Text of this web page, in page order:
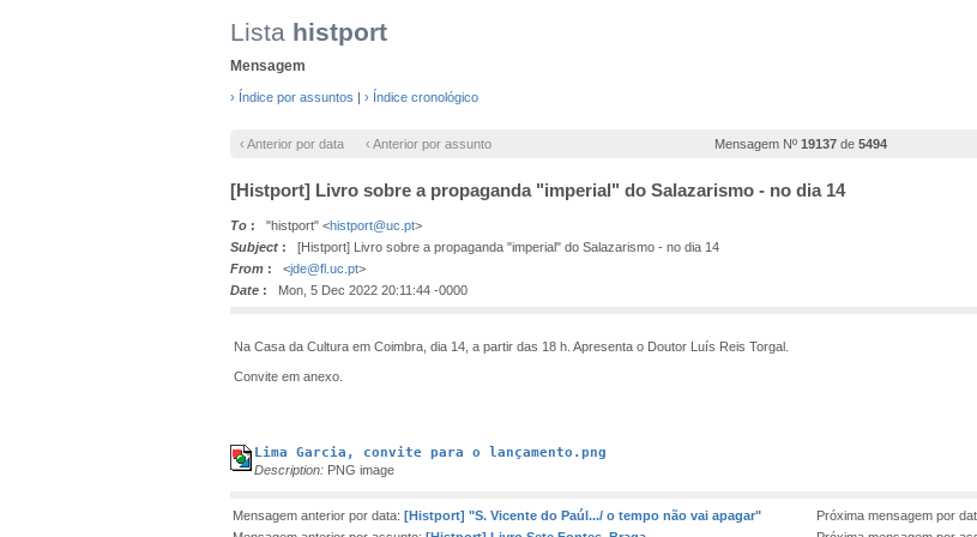
Lista histport
Mensagem
› Índice por assuntos | › Índice cronológico
‹ Anterior por data ‹ Anterior por assunto Mensagem Nº 19137 de 5494
[Histport] Livro sobre a propaganda "imperial" do Salazarismo - no dia 14
To : "histport" <histport@uc.pt>
Subject : [Histport] Livro sobre a propaganda "imperial" do Salazarismo - no dia 14
From : <jde@fl.uc.pt>
Date : Mon, 5 Dec 2022 20:11:44 -0000
Na Casa da Cultura em Coimbra, dia 14, a partir das 18 h. Apresenta o Doutor Luís Reis Torgal.
Convite em anexo.
Lima Garcia, convite para o lançamento.png
Description: PNG image
Mensagem anterior por data: [Histport] "S. Vicente do Paúl.../ o tempo não vai apagar" Próxima mensagem por